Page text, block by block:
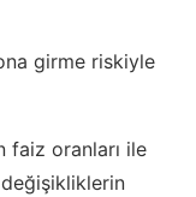
girme riskiyle
faiz oranları ile